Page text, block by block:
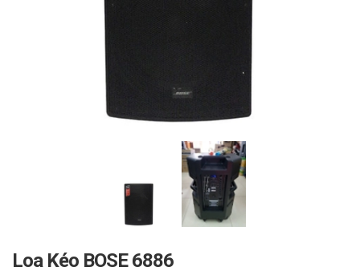
Loa Kéo BOSE 6886